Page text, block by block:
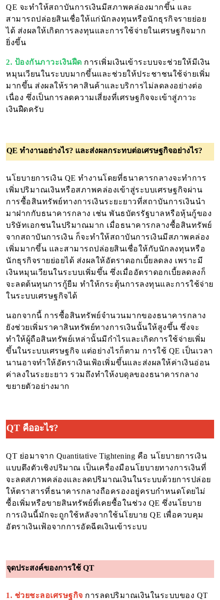
QE จะทำให้สถาบันการเงินมีสภาพคล่องมากขึ้น และ
สามารถปล่อยสินเชื่อให้แก่นักลงทุนหรือนักธุรกิจรายย่อย
ได้ ส่งผลให้เกิดการลงทุนและการใช้จ่ายในเศรษฐกิจมาก
ยิ่งขึ้น
2. ป้องกันภาวะเงินฝืด การเพิ่มเงินเข้าระบบจะช่วยให้มีเงิน
หมุนเวียนในระบบมากขึ้นและช่วยให้ประชาชนใช้จ่ายเพิ่ม
มากขึ้น ส่งผลให้ราคาสินค้าและบริการไม่ลดลงอย่างต่อ
เนื่อง ซึ่งเป็นการลดความเสี่ยงที่เศรษฐกิจจะเข้าสู่ภาวะ
เงินฝืดครับ
QE ทำงานอย่างไร? และส่งผลกระทบต่อเศรษฐกิจอย่างไร?
นโยบายการเงิน QE ทำงานโดยที่ธนาคารกลางจะทำการ
เพิ่มปริมาณเงินหรือสภาพคล่องเข้าสู่ระบบเศรษฐกิจผ่าน
การซื้อสินทรัพย์ทางการเงินระยะยาวที่สถาบันการเงินนำ
มาฝากกับธนาคารกลาง เช่น พันธบัตรรัฐบาลหรือหุ้นกู้ของ
บริษัทเอกชนในปริมาณมาก เมื่อธนาคารกลางซื้อสินทรัพย์
จากสถาบันการเงิน ก็จะทำให้สถาบันการเงินมีสภาพคล่อง
เพิ่มมากขึ้น และสามารถปล่อยสินเชื่อให้กับนักลงทุนหรือ
นักธุรกิจรายย่อยได้ ส่งผลให้อัตราดอกเบี้ยลดลง เพราะมี
เงินหมุนเวียนในระบบเพิ่มขึ้น ซึ่งเมื่ออัตราดอกเบี้ยลดลงก็
จะลดต้นทุนการกู้ยืม ทำให้กระตุ้นการลงทุนและการใช้จ่าย
ในระบบเศรษฐกิจได้
นอกจากนี้ การซื้อสินทรัพย์จำนวนมากของธนาคารกลาง
ยังช่วยเพิ่มราคาสินทรัพย์ทางการเงินนั้นให้สูงขึ้น ซึ่งจะ
ทำให้ผู้ถือสินทรัพย์เหล่านั้นมีกำไรและเกิดการใช้จ่ายเพิ่ม
ขึ้นในระบบเศรษฐกิจ แต่อย่างไรก็ตาม การใช้ QE เป็นเวลา
นานอาจทำให้อัตราเงินเฟ้อเพิ่มขึ้นและส่งผลให้ค่าเงินอ่อน
ค่าลงในระยะยาว รวมถึงทำให้งบดุลของธนาคารกลาง
ขยายตัวอย่างมาก
QT คืออะไร?
QT ย่อมาจาก Quantitative Tightening คือ นโยบายการเงิน
แบบตึงตัวเชิงปริมาณ เป็นเครื่องมือนโยบายทางการเงินที่
จะลดสภาพคล่องและลดปริมาณเงินในระบบด้วยการปล่อย
ให้ตราสารที่ธนาคารกลางถือครองอยู่ครบกำหนดโดยไม่
ซื้อเพิ่มหรือขายสินทรัพย์ที่เคยซื้อในช่วง QE ซึ่งนโยบาย
การเงินนี้มักจะถูกใช้หลังจากใช้นโยบาย QE เพื่อควบคุม
อัตราเงินเฟ้อจากการอัดฉีดเงินเข้าระบบ
จุดประสงค์ของการใช้ QT
1. ช่วยชะลอเศรษฐกิจ การลดปริมาณเงินในระบบของ QT